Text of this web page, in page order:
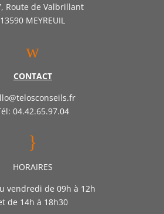
Route de Valbrillant
13590 MEYREUIL
w
CONTACT
04.42.65.97.04
}
HORAIRES
vendredi de 09h à 12h
de 14h à 18h30